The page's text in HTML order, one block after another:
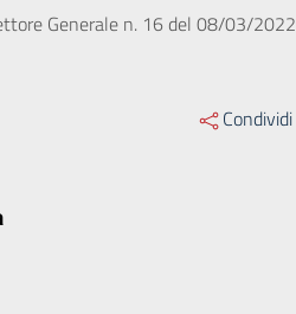
Generale n. 16 del 08/03/2022
Condividi